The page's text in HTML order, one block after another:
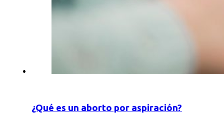
¿Qué es un aborto por aspiración?